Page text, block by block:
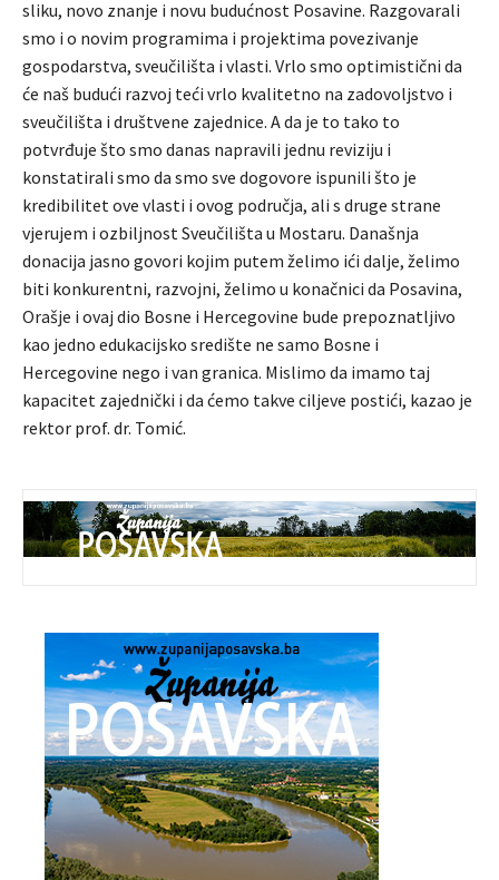
sliku, novo znanje i novu budućnost Posavine. Razgovarali
smo i o novim programima i projektima povezivanje
gospodarstva, sveučilišta i vlasti. Vrlo smo optimistični da
će naš budući razvoj teći vrlo kvalitetno na zadovoljstvo i
sveučilišta i društvene zajednice. A da je to tako to
potvrđuje što smo danas napravili jednu reviziju i
konstatirali smo da smo sve dogovore ispunili što je
kredibilitet ove vlasti i ovog područja, ali s druge strane
vjerujem i ozbiljnost Sveučilišta u Mostaru. Današnja
donacija jasno govori kojim putem želimo ići dalje, želimo
biti konkurentni, razvojni, želimo u konačnici da Posavina,
Orašje i ovaj dio Bosne i Hercegovine bude prepoznatljivo
kao jedno edukacijsko središte ne samo Bosne i
Hercegovine nego i van granica. Mislimo da imamo taj
kapacitet zajednički i da ćemo takve ciljeve postići, kazao je
rektor prof. dr. Tomić.